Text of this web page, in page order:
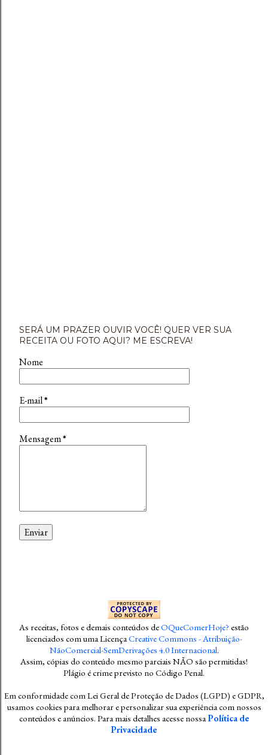
SERÁ UM PRAZER OUVIR VOCÊ! QUER VER SUA
RECEITA OU FOTO AQUI? ME ESCREVA!
Nome
E-mail*
Mensagem*
As receitas, fotos e demais conteúdos deOQueComerHoje? estão
licenciados com uma LicençaCreative Commons - Atribuição-
NãoComercial-SemDerivações 4.0 Internacional.
Assim, cópias do conteúdo mesmo parciais NÃO são permitidas!
Plágio é crime previsto no Código Penal.
Em conformidade com Lei Geral de Proteção de Dados (LGPD) e GDPR,
usamos cookies para melhorar e personalizar sua experiência com nossos
conteúdos e anúncios. Para mais detalhes acesse nossaPolítica de
Privacidade